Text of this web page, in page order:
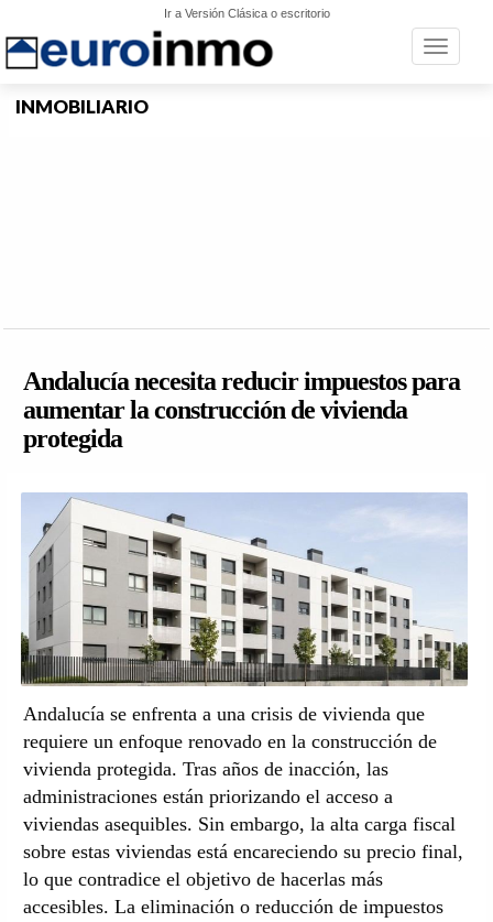
Ir a Versión Clásica o escritorio
Toggle
INMOBILIARIO
Andalucía necesita reducir impuestos para
aumentar la construcción de vivienda
protegida
Andalucía se enfrenta a una crisis de vivienda que
requiere un enfoque renovado en la construcción de
vivienda protegida. Tras años de inacción, las
administraciones están priorizando el acceso a
viviendas asequibles. Sin embargo, la alta carga fiscal
sobre estas viviendas está encareciendo su precio final,
lo que contradice el objetivo de hacerlas más
accesibles. La eliminación o reducción de impuestos